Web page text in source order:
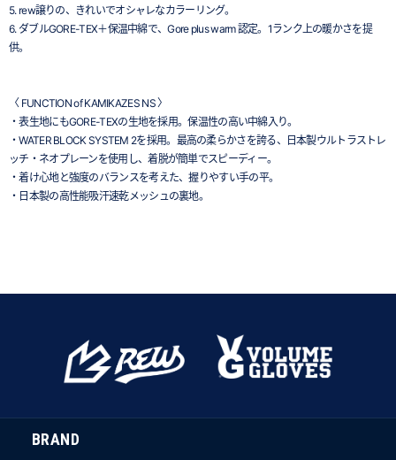
5. rew譲りの、きれいでオシャレなカラーリング。
6. ダブルGORE-TEX＋保温中綿で、Gore plus warm 認定。1ランク上の暖かさを提
供。
〈 FUNCTION of KAMIKAZES NS 〉
・表生地にもGORE-TEXの生地を採用。保温性の高い中綿入り。
・WATER BLOCK SYSTEM 2を採用。最高の柔らかさを誇る、日本製ウルトラストレ
ッチ・ネオプレーンを使用し、着脱が簡単でスピーディー。
・着け心地と強度のバランスを考えた、握りやすい手の平。
・日本製の高性能吸汗速乾メッシュの裏地。
BRAND